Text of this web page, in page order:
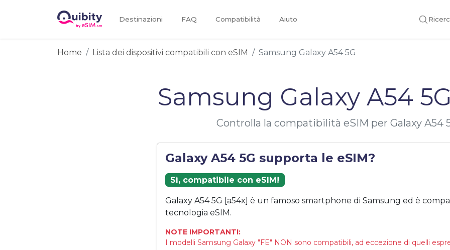
Destinazioni FAQ Compatibilità Aiuto
Home Lista dei dispositivi compatibili con eSIM Samsung Galaxy A54 5G
Samsung Galaxy A54
Controlla la compatibilità eSIM per Galaxy A54
Galaxy A54 5G supporta le eSIM?
Sì, compatibile con eSIM!
Galaxy A54 5G [a54x] è un famoso smartphone di Samsung ed è
tecnologia eSIM.
NOTE IMPORTANTI:
I modelli Samsung Galaxy "FE" NON sono compatibili, ad eccezione di quelli